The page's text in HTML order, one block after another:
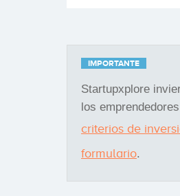
IMPORTANTE
Startupxplore
los
criterios de
formulario.